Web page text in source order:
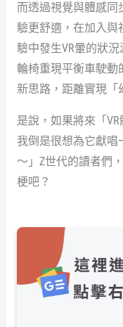
而透過視覺與體感同
驗更舒適，在加入與
驗中發生VR暈的狀
輪椅重現平衡車駛動
新思路，距離實現「
是說，如果將來「
我倒是很想為它獻唱
～」Z世代的讀者們
梗吧？